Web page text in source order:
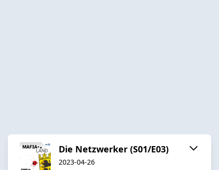
Die Netzwerker (S01/E03)
2023-04-26